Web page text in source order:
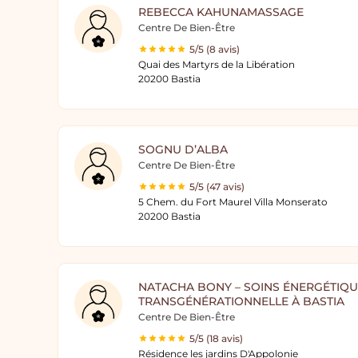
REBECCA KAHUNAMASSAGE
Centre De Bien-Être
5/5 (8 avis)
Quai des Martyrs de la Libération
20200 Bastia
SOGNU D’ALBA
Centre De Bien-Être
5/5 (47 avis)
5 Chem. du Fort Maurel Villa Monserato
20200 Bastia
NATACHA BONY – SOINS
TRANSGÉNÉRATIONNELLE À BASTIA
Centre De Bien-Être
5/5 (18 avis)
Résidence les jardins D'Appolonie